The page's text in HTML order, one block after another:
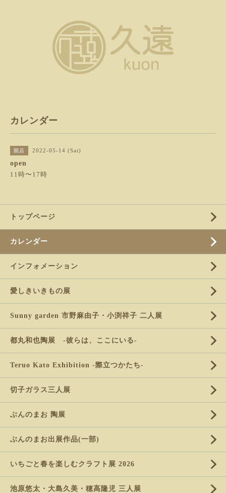
カレンダー
開店 2022-05-14 (Sat)
open
11時〜17時
トップページ
カレンダー
インフォメーション
愛しきいきもの展
Sunny garden 市野麻由子・小渕祥子 二人展
都丸和也陶展 -彼らは、ここにいる-
Teruo Kato Exhibition -際立つかたち-
切子ガラス三人展
ぶんのまお 陶展
ぶんのまお出展作品(一部)
いちごと春を楽しむクラフト展 2026
池原悠太・大島久美・穂高隆児 三人展